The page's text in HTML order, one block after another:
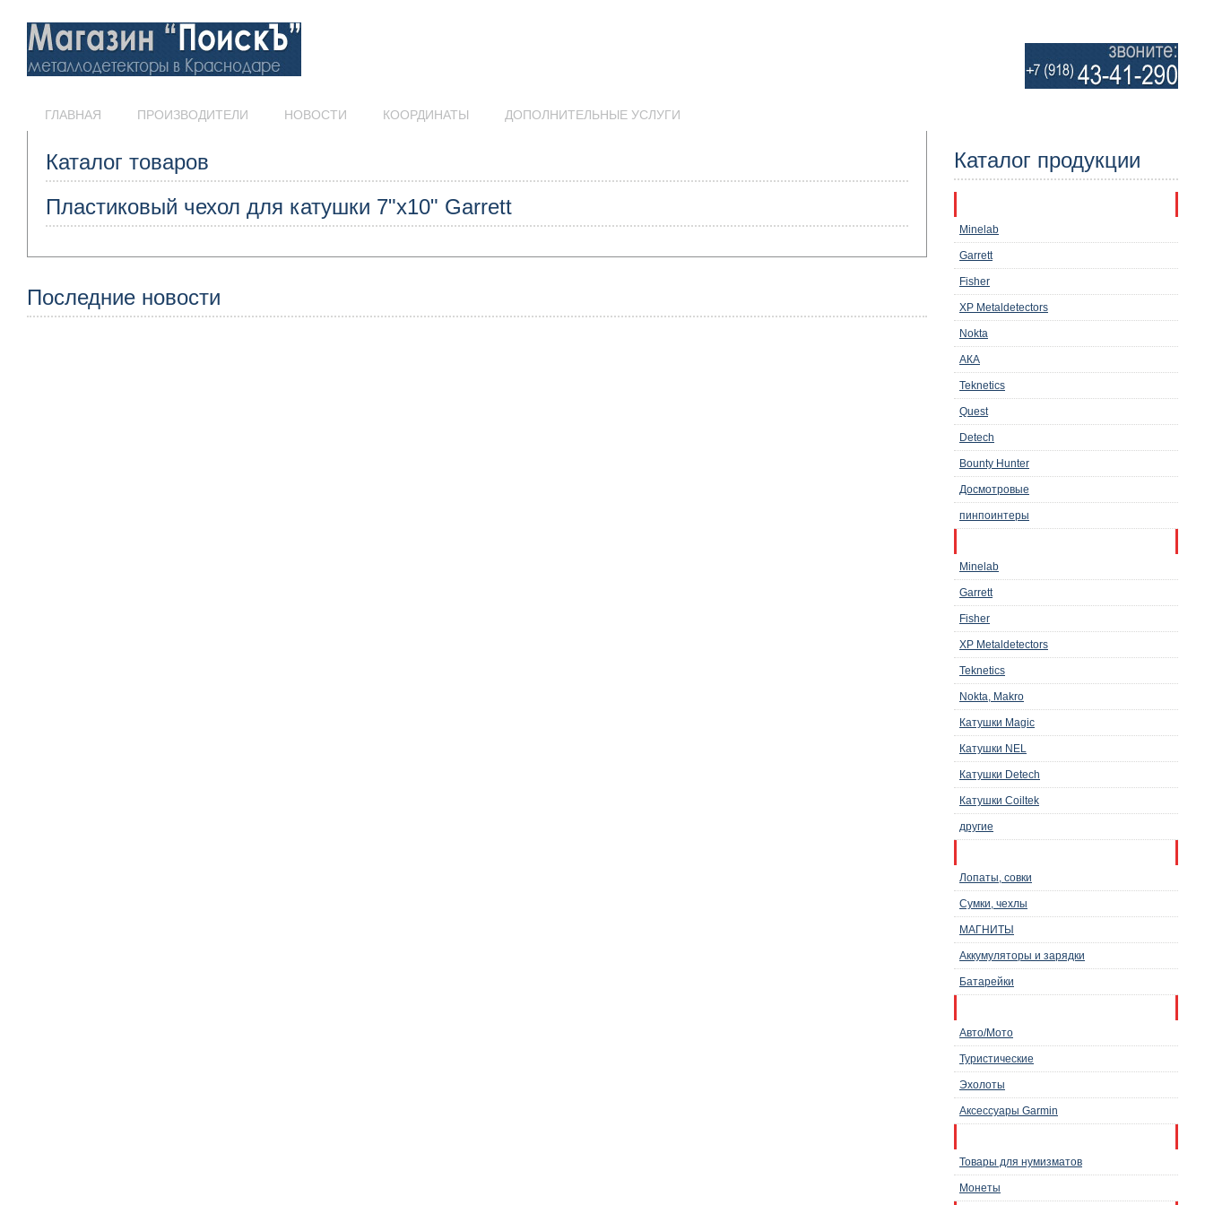
ГЛАВНАЯ ПРОИЗВОДИТЕЛИ НОВОСТИ КООРДИНАТЫ ДОПОЛНИТЕЛЬНЫЕ УСЛУГИ
Каталог товаров
Пластиковый чехол для катушки 7"x10" Garrett
Последние новости
Каталог продукции
Minelab
Garrett
Fisher
XP Metaldetectors
Nokta
АКА
Teknetics
Quest
Detech
Bounty Hunter
Досмотровые
пинпоинтеры
Minelab
Garrett
Fisher
XP Metaldetectors
Teknetics
Nokta, Makro
Катушки Magic
Катушки NEL
Катушки Detech
Катушки Coiltek
другие
Лопаты, совки
Сумки, чехлы
МАГНИТЫ
Аккумуляторы и зарядки
Батарейки
Авто/Мото
Туристические
Эхолоты
Аксессуары Garmin
Товары для нумизматов
Монеты